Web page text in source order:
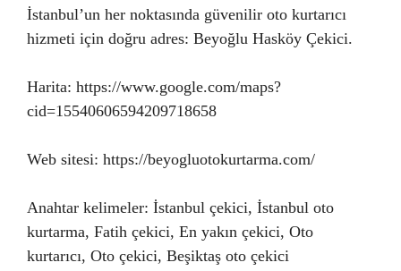
İstanbul’un her noktasında güvenilir oto kurtarıcı
hizmeti için doğru adres: Beyoğlu Hasköy Çekici.
Harita: https://www.google.com/maps?
cid=15540606594209718658
Web sitesi: https://beyogluotokurtarma.com/
Anahtar kelimeler: İstanbul çekici, İstanbul oto
kurtarma, Fatih çekici, En yakın çekici, Oto
kurtarıcı, Oto çekici, Beşiktaş oto çekici